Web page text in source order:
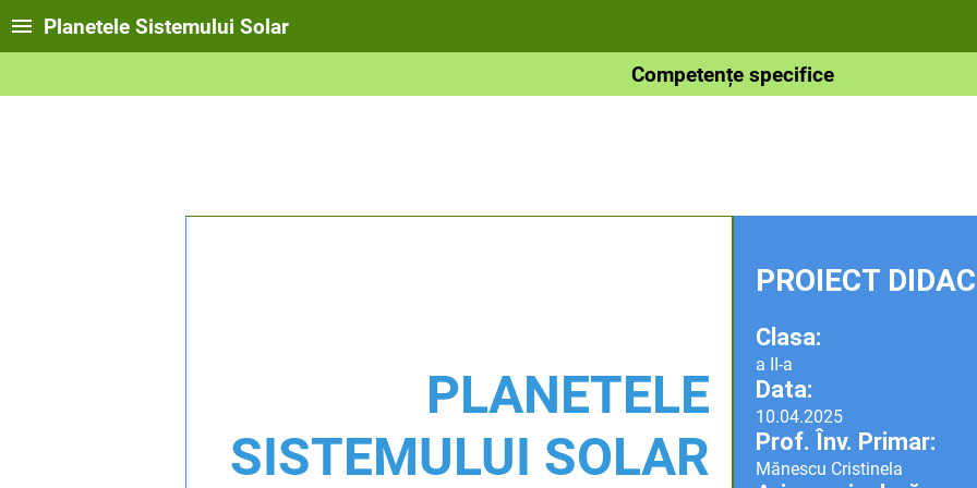
Planetele Sistemului Solar
Competențe specifice
PLANETELE
SISTEMULUI SOLAR
PROIECT
Clasa:
a II-a
Data:
10.04.2025
Prof. Înv. Primar:
Mănescu Cristinela